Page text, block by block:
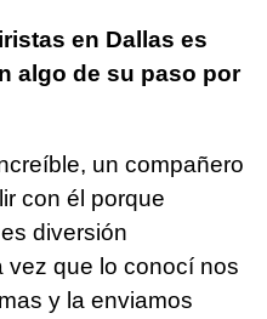
en Dallas es
algo de su paso por
un compañero
con él porque
diversión
vez que lo conocí nos
y la enviamos